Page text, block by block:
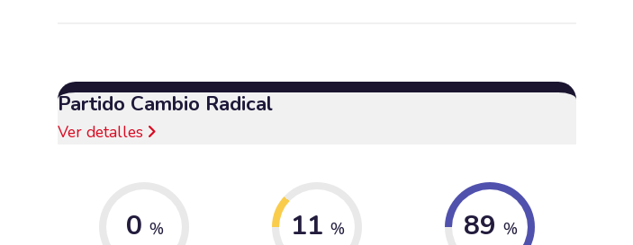
Partido Cambio Radical
Ver detalles
0 % 11 % 89 %